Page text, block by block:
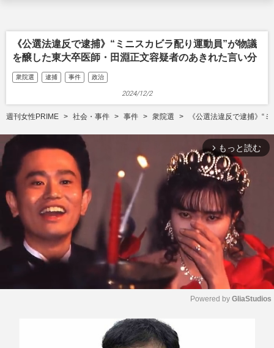
《公選法違反で逮捕》“ミニスカビラ配り運動員”が物議
を醸した東大卒医師・田淵正文容疑者のあきれた言い分
衆院選 逮捕 事件 政治
2024/12/2
週刊女性PRIME 社会・事件 事件 衆院選 《公選法違反で逮捕》“
arrow_forward_ios もっと読む
Powered by GliaStudios